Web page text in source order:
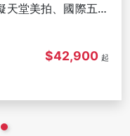
天堂美拍、國際五星
$42,900 起